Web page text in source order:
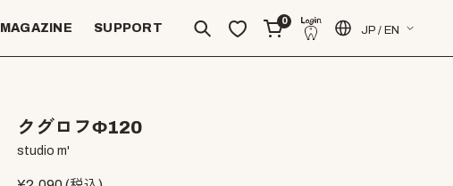
MAGAZINE SUPPORT
0
JP / EN
クグロフΦ120
studio m'